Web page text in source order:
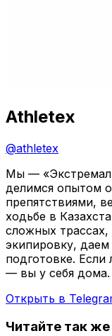
Athletex
@athletex
Мы —
делимся опытом
препятствиями,
ходьбе в
сложных трассах,
экипировку,
подготовке.
— вы у себя дома.
Открыть в
Читайте так же